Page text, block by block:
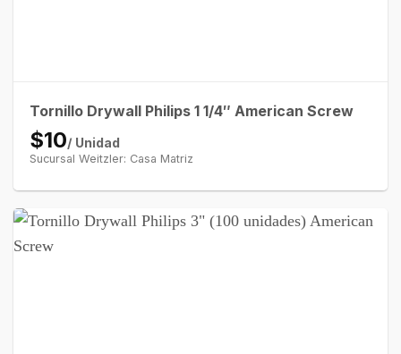
Tornillo Drywall Philips 1 1/4″ American Screw
$10/ Unidad
Sucursal Weitzler: Casa Matriz